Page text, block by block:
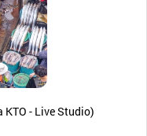
KTO - Live Studio)